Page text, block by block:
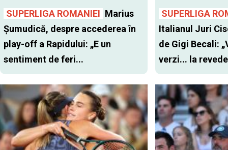
SUPERLIGA ROMANIEI Marius
Șumudică, despre accederea în
play-off a Rapidului: „E un
sentiment de feri...
SUPERLIGA
Italianul Juri
de Gigi Becali:
verzi... la